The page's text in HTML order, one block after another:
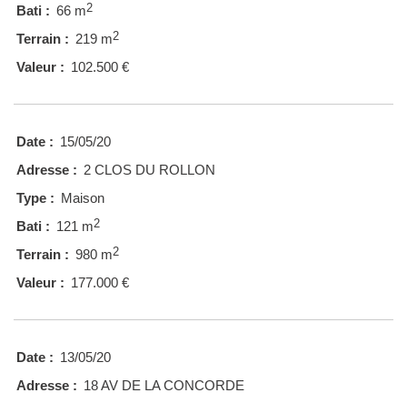
Bati : 66 m2
Terrain : 219 m2
Valeur : 102.500 €
Date : 15/05/20
Adresse : 2 CLOS DU ROLLON
Type : Maison
Bati : 121 m2
Terrain : 980 m2
Valeur : 177.000 €
Date : 13/05/20
Adresse : 18 AV DE LA CONCORDE